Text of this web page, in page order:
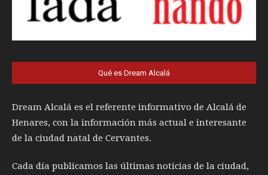
Qué es Dream Alcalá
Dream Alcalá es el referente informativo de Alcalá de
Henares, con la información más actual e interesante
de la ciudad natal de Cervantes.
Cada día publicamos las últimas noticias de la ciudad,